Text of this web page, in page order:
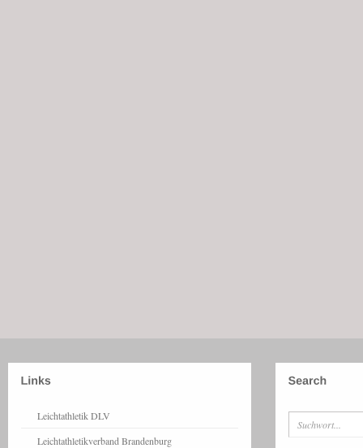
Leichtathletik DLV
Leichtathletikverband Brandenburg